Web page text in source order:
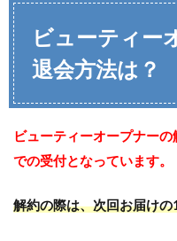
ビューティー
退会方法は？
ビューティーオープナー
での受付となっています。
解約の際は、次回お届け